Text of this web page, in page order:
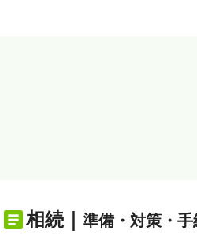
相続｜ 準備・対策・